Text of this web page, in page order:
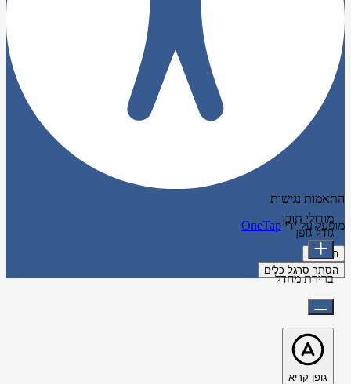
התאמות נגישות
מופעל על ידי OneTap
הצהרה
הסתר סרגל כלים
מודולי תוכן
גודל גופן
ברירת מחדל
גופן קריא